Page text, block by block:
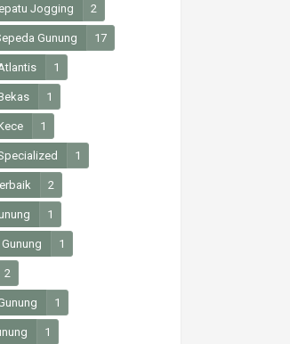
Jogging 2
Gunung 17
1
1
1
1
2
1
1
2
1
1